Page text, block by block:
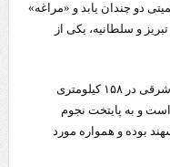
دو چندان یابد و «مراغه»
و سلطانیه، یکی از
مراغه به عنوان دومین شهر بزرگ آذربایجان‌شرقی در ۱۵۸ کیلومتری
و به پایتخت نجوم
بوده و همواره مورد